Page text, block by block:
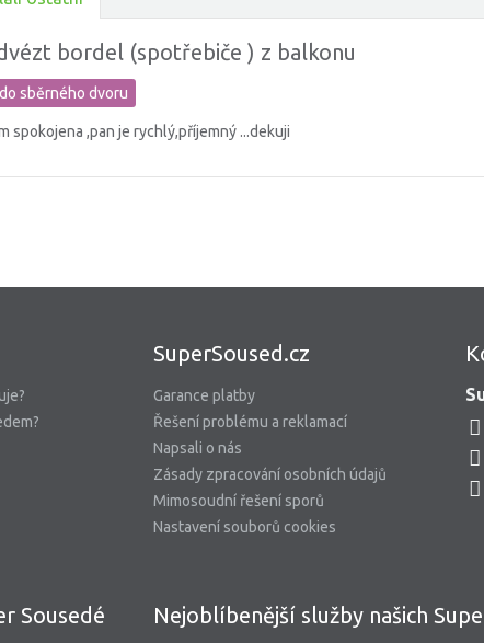
bordel (spotřebiče ) z balkonu
sběrného dvoru
spokojena ,pan je rychlý,příjemný ...dekuji
SuperSoused.cz
Garance platby
Řešení problému a reklamací
Napsali o nás
Zásady zpracování osobních údajů
Mimosoudní řešení sporů
Nastavení souborů cookies
Sousedé Nejoblíbenější služby našich